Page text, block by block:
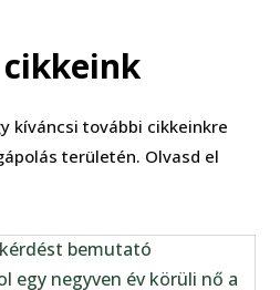
kíváncsi további cikkeinkre
területén. Olvasd el